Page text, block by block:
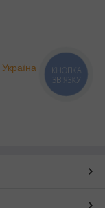
КНОПКА
ЗВ'ЯЗКУ